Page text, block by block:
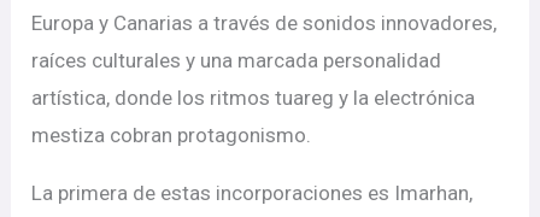
Europa y Canarias a través de sonidos innovadores,
raíces culturales y una marcada personalidad
artística, donde los ritmos tuareg y la electrónica
mestiza cobran protagonismo.
La primera de estas incorporaciones es Imarhan,